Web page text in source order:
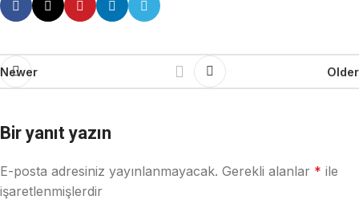
Newer Older
Bir yanıt yazın
E-posta adresiniz yayınlanmayacak. Gerekli alanlar * ile
işaretlenmişlerdir